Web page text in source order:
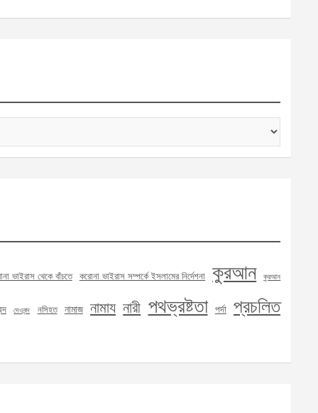
ভাইরাস থেকে বাঁচতে করোনা ভাইরাস সম্পর্কে ইসলামের নির্দেশনা কুরআন কুরআন
দেওবন্দ নসিহত নামাজ নামায নারী পথভ্রষ্টতা পর্দা প্রচলিত